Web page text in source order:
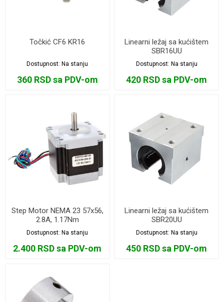
Točkić CF6 KR16
Dostupnost:Na stanju
360 RSD sa PDV-om
Linearni ležaj sa kućištem
SBR16UU
Dostupnost: Na stanju
420 RSD sa PDV-om
Step Motor NEMA 23 57x56,
2.8A, 1.17Nm
Dostupnost: Na stanju
2.400 RSD sa PDV-om
Linearni ležaj sa kućištem
SBR20UU
Dostupnost: Na stanju
450 RSD sa PDV-om